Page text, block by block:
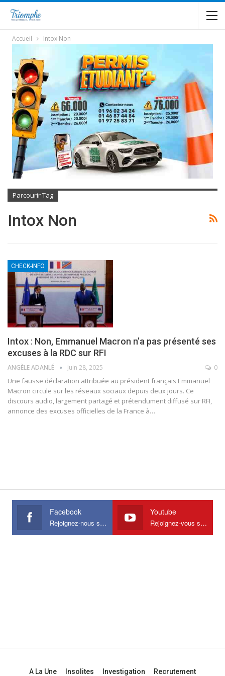
Accueil Intox Non
Parcourir Tag
Intox Non
CHECK-INFO
Intox : Non, Emmanuel Macron n’a pas présenté ses
excuses à la RDC sur RFI
ANGÈLE ADANLÉ Juin 28, 2025 0
Une fausse déclaration attribuée au président français Emmanuel
Macron circule sur les réseaux sociaux depuis deux jours. Ce
discours audio, largement partagé et prétendument diffusé sur RFI,
annonce des excuses officielles de la France à…
Facebook
Rejoignez-nous sur Facebook
Youtube
Rejoignez-vous sur Youtube
A La Une Insolites Investigation Recrutement